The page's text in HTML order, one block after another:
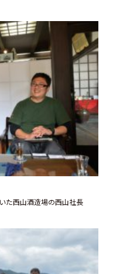
た西山酒造場の西山社長